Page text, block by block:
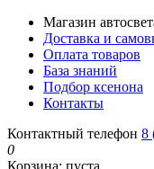
Магазин
Доставка и
Оплата товаров
База знаний
Подбор ксенона
Контакты
Контактный телефон 8
0
Корзина: пуста